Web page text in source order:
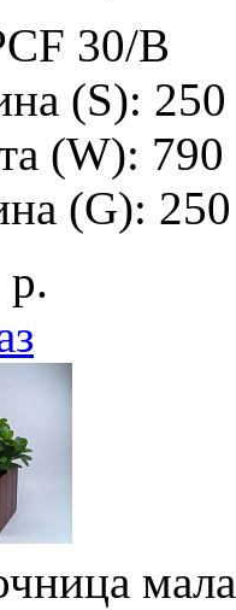
30/B
(S): 250
(W): 790
(G): 250
р.